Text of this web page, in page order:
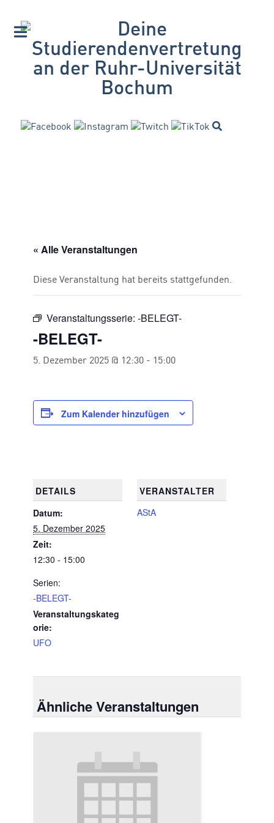
« Alle Veranstaltungen
Diese Veranstaltung hat bereits stattgefunden.
Veranstaltungsserie: -BELEGT-
-BELEGT-
5. Dezember 2025 @ 12:30 - 15:00
Zum Kalender hinzufügen
DETAILS
Datum:
5. Dezember 2025
Zeit:
12:30 - 15:00
Serien:
-BELEGT-
Veranstaltungskateg
orie:
UFO
VERANSTALTER
AStA
Ähnliche Veranstaltungen